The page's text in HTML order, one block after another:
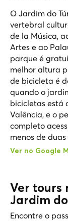
O Jardim do
vertebral
de la Música,
Artes e ao
parque é
melhor altura
de bicicleta é
quando o
bicicletas está
Valência, e o
completo
menos de
Ver no Google
Ver tours
Jardim
Encontre o